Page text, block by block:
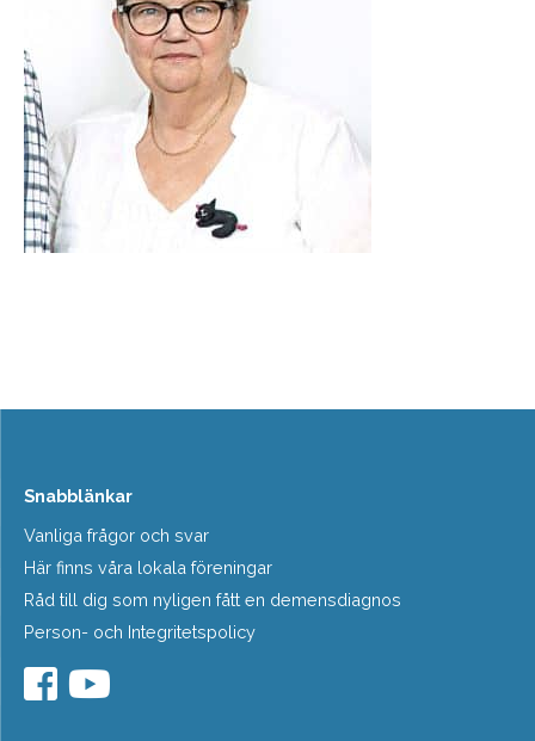
Snabblänkar
Vanliga frågor och svar
Här finns våra lokala föreningar
Råd till dig som nyligen fått en demensdiagnos
Person- och Integritetspolicy